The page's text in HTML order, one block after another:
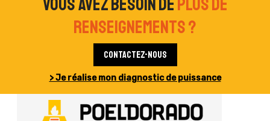
renseignements ?
Contactez-nous
> Je réalise mon diagnostic de puissance